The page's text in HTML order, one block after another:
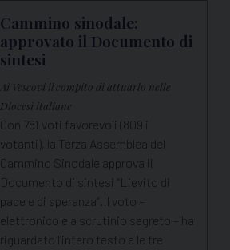
Cammino sinodale:
approvato il Documento di
sintesi
Ai Vescovi il compito di attuarlo nelle
Diocesi italiane
Con 781 voti favorevoli (809 i
votanti), la Terza Assemblea del
Cammino Sinodale approva il
Documento di sintesi “Lievito di
pace e di speranza”.Il voto –
elettronico e a scrutinio segreto – ha
riguardato l’intero testo e le tre